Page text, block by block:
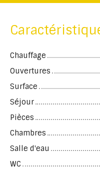
Chauffage
Ouvertures
Surface
Séjour
Pièces
Chambres
Salle d'eau
WC